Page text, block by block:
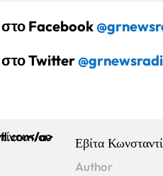
Facebook
Twitter
Εβίτα
Author